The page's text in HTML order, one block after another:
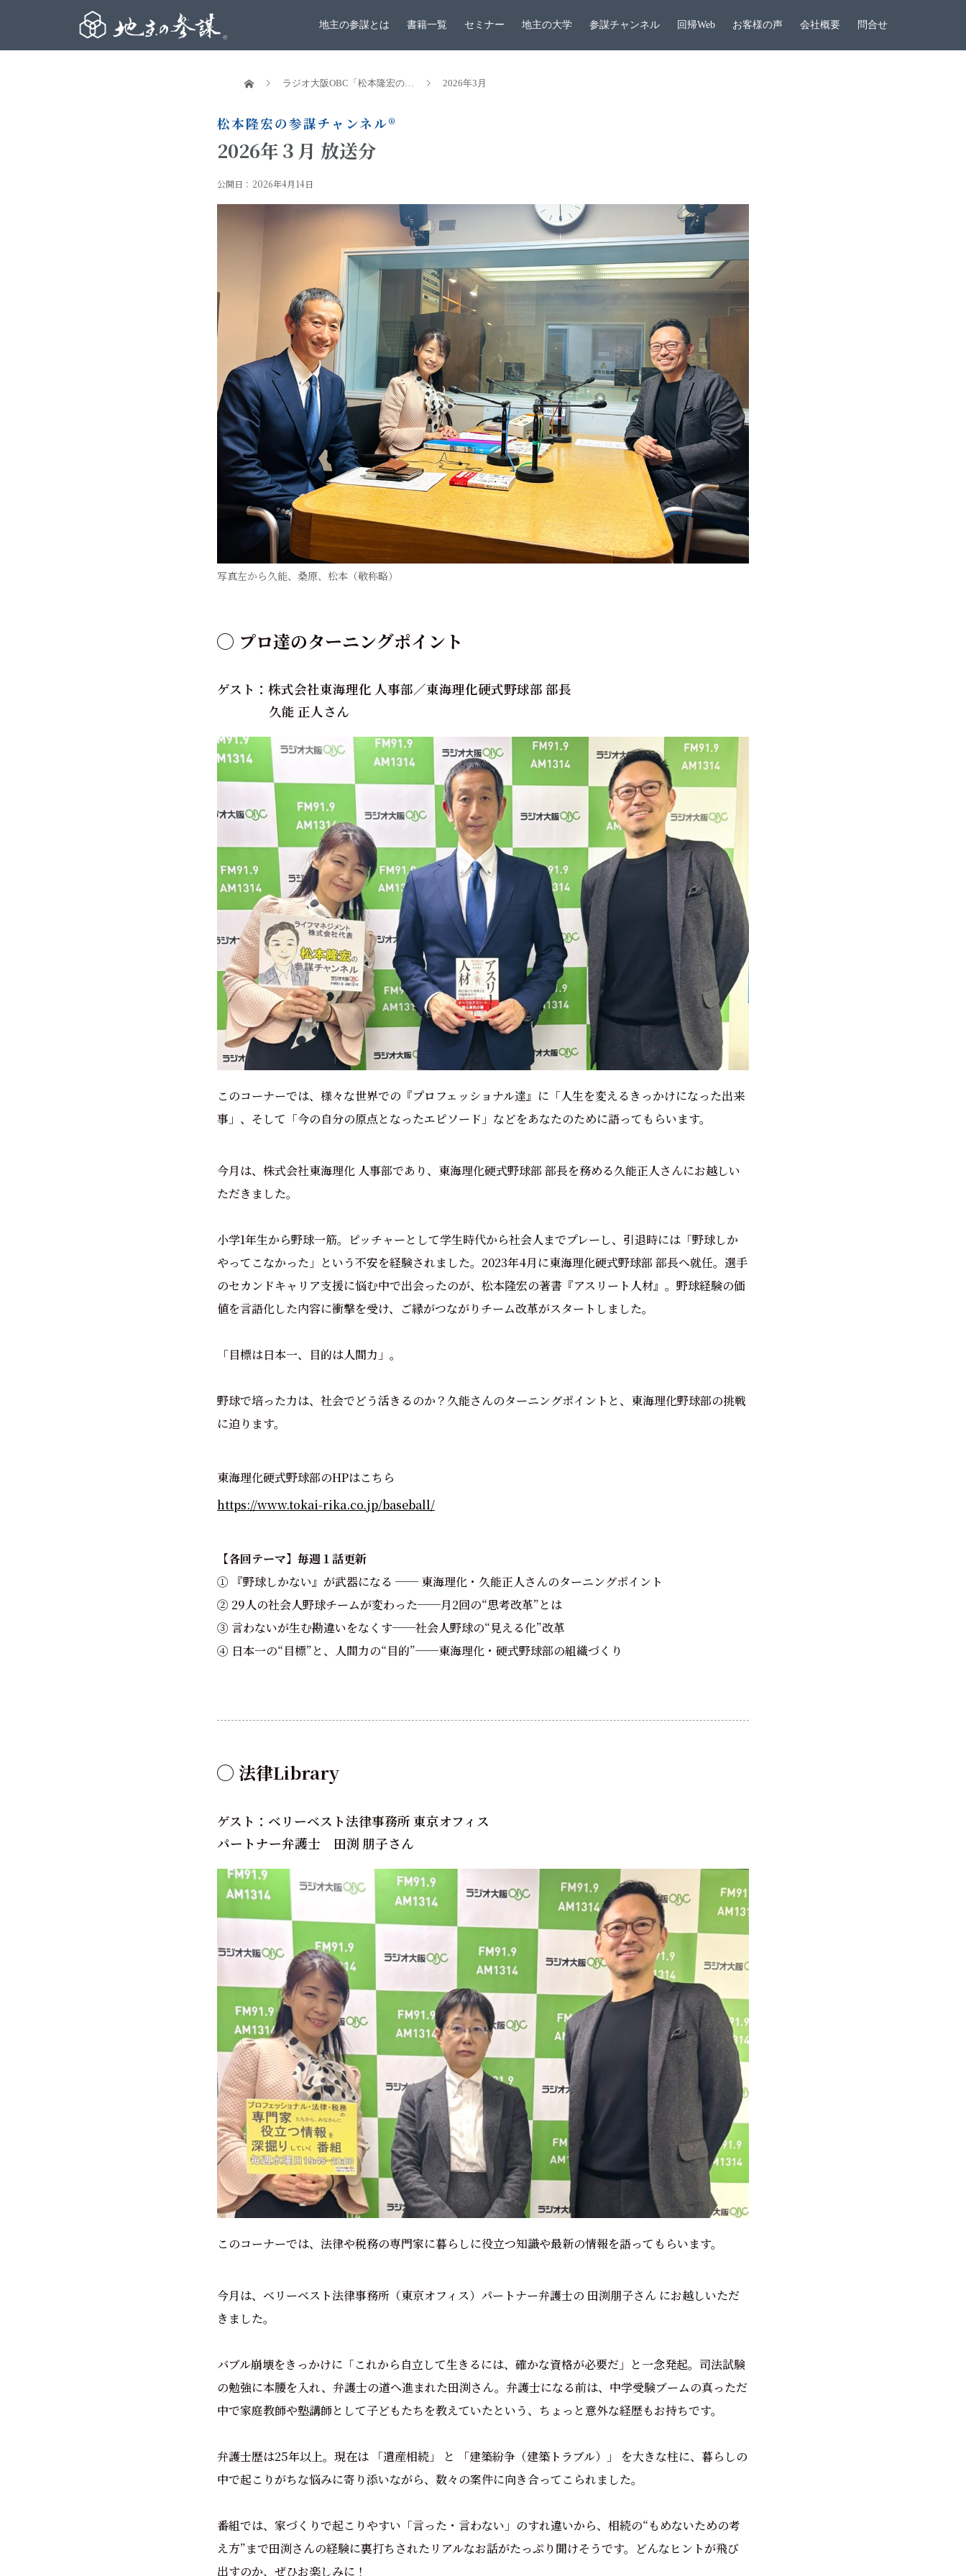
地主の参謀とは 書籍一覧 セミナー 地主の大学 参謀チャンネル 回帰Web お客様の声 会社概要 問合せ
ラジオ大阪OBC「松本隆宏の… 2026年3月
松本隆宏の参謀チャンネル®︎
2026年３月 放送分
公開日： 2026年4月14日
写真左から久能、桑原、松本（敬称略）
◯ プロ達のターニングポイント
ゲスト：株式会社東海理化 人事部／東海理化硬式野球部 部長
久能 正人さん
このコーナーでは、様々な世界での『プロフェッショナル達』に「人生を変えるきっかけになった出来
事」、そして「今の自分の原点となったエピソード」などをあなたのために語ってもらいます。
今月は、株式会社東海理化 人事部であり、東海理化硬式野球部 部長を務める久能正人さんにお越しい
ただきました。
小学1年生から野球一筋。ピッチャーとして学生時代から社会人までプレーし、引退時には「野球しか
やってこなかった」という不安を経験されました。 2023年4月に東海理化硬式野球部 部長へ就任。選手
のセカンドキャリア支援に悩む中で出会ったのが、松本隆宏の著書『アスリート人材』。野球経験の価
値を言語化した内容に衝撃を受け、ご縁がつながりチーム改革がスタートしました。
「目標は日本一、目的は人間力」。
野球で培った力は、社会でどう活きるのか？久能さんのターニングポイントと、東海理化野球部の挑戦
に迫ります。
東海理化硬式野球部のHPはこちら
https://www.tokai-rika.co.jp/baseball/
【各回テーマ】毎週１話更新
① 『野球しかない』が武器になる ── 東海理化・久能正人さんのターニングポイント
② 29人の社会人野球チームが変わった──月2回の“思考改革”とは
③ 言わないが生む勘違いをなくす──社会人野球の“見える化”改革
④ 日本一の“目標”と、人間力の“目的”──東海理化・硬式野球部の組織づくり
◯ 法律Library
ゲスト：ベリーベスト法律事務所 東京オフィス
パートナー弁護士 田渕 朋子さん
このコーナーでは、法律や税務の専門家に暮らしに役立つ知識や最新の情報を語ってもらいます。
今月は、ベリーベスト法律事務所（東京オフィス）パートナー弁護士の 田渕朋子さん にお越しいただ
きました。
バブル崩壊をきっかけに「これから自立して生きるには、確かな資格が必要だ」と一念発起。司法試験
の勉強に本腰を入れ、弁護士の道へ進まれた田渕さん。弁護士になる前は、中学受験ブームの真っただ
中で家庭教師や塾講師として子どもたちを教えていたという、ちょっと意外な経歴もお持ちです。
弁護士歴は25年以上。現在は 「遺産相続」 と 「建築紛争（建築トラブル）」 を大きな柱に、暮らしの
中で起こりがちな悩みに寄り添いながら、数々の案件に向き合ってこられました。
番組では、家づくりで起こりやすい「言った・言わない」のすれ違いから、相続の“もめないための考
え方”まで――田渕さんの経験に裏打ちされたリアルなお話がたっぷり聞けそうです。どんなヒントが飛び
出すのか、ぜひお楽しみに！